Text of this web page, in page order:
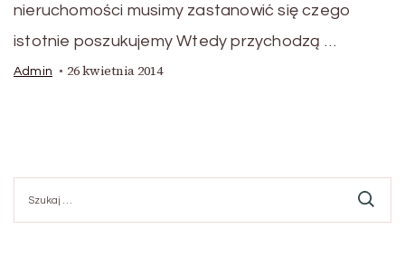
nieruchomości musimy zastanowić się czego
istotnie poszukujemy Wtedy przychodzą …
Admin 26 kwietnia 2014